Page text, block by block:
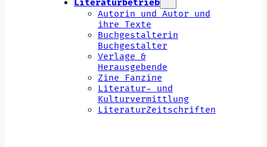
Literaturbetrieb
Autorin und Autor und
ihre Texte
Buchgestalterin
Buchgestalter
Verlage &
Herausgebende
Zine Fanzine
Literatur- und
Kulturvermittlung
LiteraturZeitschriften